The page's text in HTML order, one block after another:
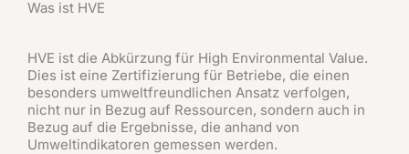
Was ist HVE
HVE ist die Abkürzung für High Environmental Value.
Dies ist eine Zertifizierung für Betriebe, die einen
besonders umweltfreundlichen Ansatz verfolgen,
nicht nur in Bezug auf Ressourcen, sondern auch in
Bezug auf die Ergebnisse, die anhand von
Umweltindikatoren gemessen werden.